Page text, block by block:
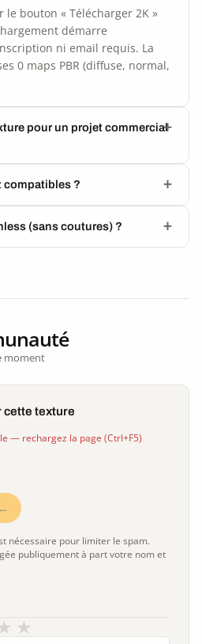
bouton « Télécharger 2K »
démarre
ni email requis. La
0 maps PBR (diffuse, normal,
pour un projet commercial
compatibles ?
(sans coutures) ?
moment
cette texture
— rechargez la page (Ctrl+F5)
nécessaire pour limiter le spam.
publiquement à part votre nom et
★